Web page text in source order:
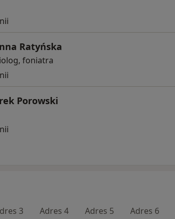
Ratyńska
foniatra
Porowski
3 Adres 4 Adres 5 Adres 6